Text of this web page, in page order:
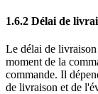
1.6.2 Délai de
Le délai de
moment de la
commande. Il
de livraison et de